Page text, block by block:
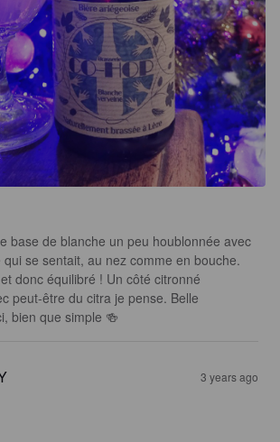
base de blanche un peu houblonnée avec
se sentait, au nez comme en bouche.
donc équilibré ! Un côté citronné
peut-être du citra je pense. Belle
bien que simple 🍻
3 years ago